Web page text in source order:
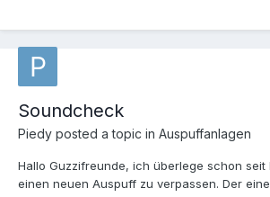
Soundcheck
Piedy posted a topic in Auspuffanlagen
Hallo Guzzifreunde, ich überlege schon seit
einen neuen Auspuff zu verpassen. Der